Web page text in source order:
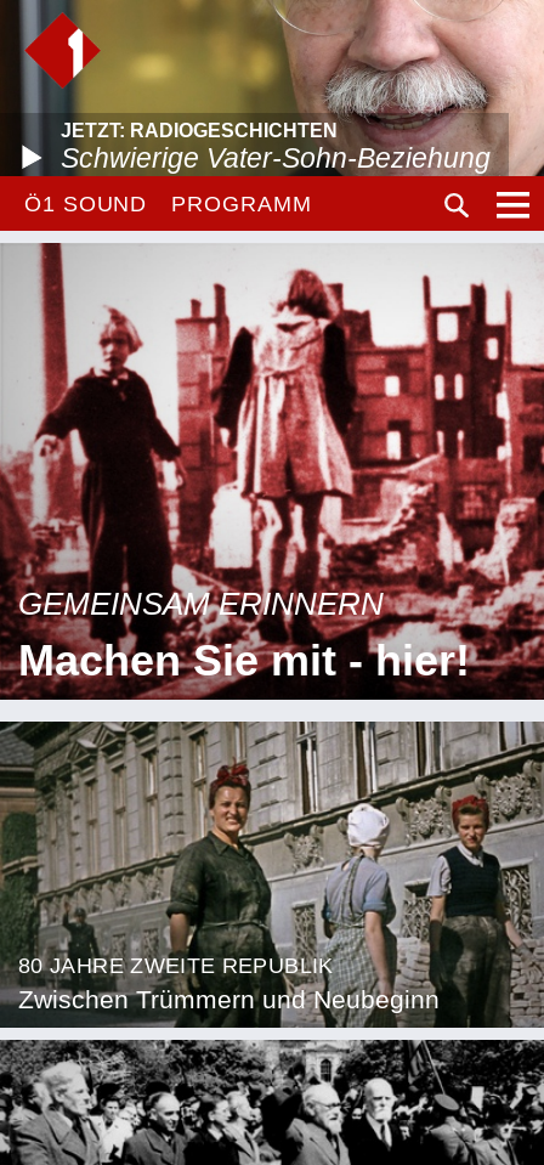
JETZT: RADIOGESCHICHTEN
Schwierige Vater-Sohn-Beziehung
Ö1 SOUND PROGRAMM
GEMEINSAM ERINNERN
Machen Sie mit - hier!
80 JAHRE ZWEITE REPUBLIK
Zwischen Trümmern und Neubeginn